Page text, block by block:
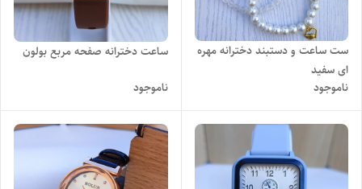
ست ساعت و دستبند دخترانه مهره
ای سفید
ناموجود
ساعت دخترانه صفحه مربع بولون
ناموجود